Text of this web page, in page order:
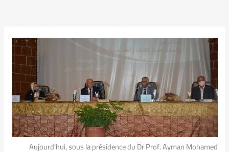
Aujourd’hui, sous la présidence du Dr Prof. Ayman Mohamed